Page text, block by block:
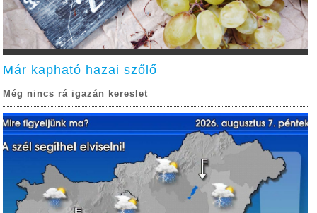
Már kapható hazai szőlő
Még nincs rá igazán kereslet